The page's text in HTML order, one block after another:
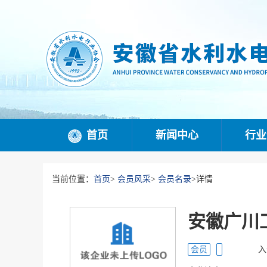
首页 新闻中心 行
当前位置： 首页> 会员风采> 会员名录>详情
安徽广川
会员